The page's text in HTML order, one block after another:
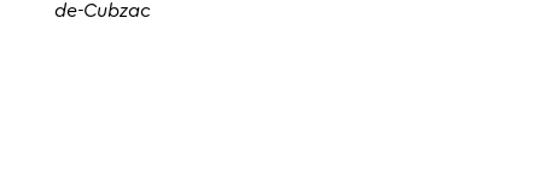
de-Cubzac